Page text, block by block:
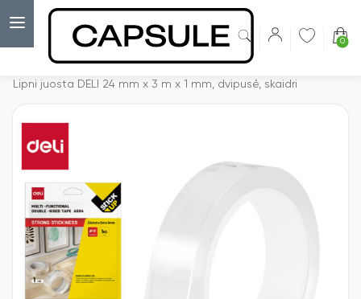
0
Lipni juosta DELI 24 mm x 3 m x 1 mm, dvipusė, skaidri